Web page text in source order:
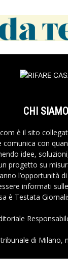
CHI SIAMO
è il sito
comunica con
idee,
progetto su
l’opportunità
informati
è Testata
di Milano,
Emilio Caldara,